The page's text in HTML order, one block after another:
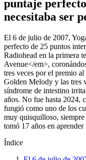
puntaje
necesitaba ser
El 6 de julio de 2007,
perfecto de 25 puntos
Radiohead en la primera
Avenue</em>,
tres veces por el premio
Golden Melody y las tres
síndrome de intestino
años. No fue hasta 2024,
fungió como uno de los
muy quisquilloso,
tomó 17 años en
Índice